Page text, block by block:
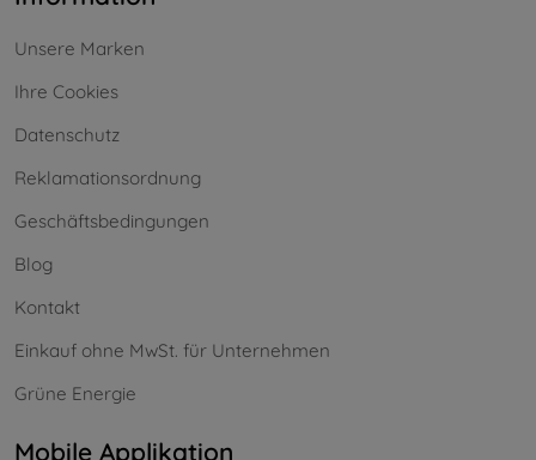
Unsere Marken
Ihre Cookies
Datenschutz
Reklamationsordnung
Geschäftsbedingungen
Blog
Kontakt
Einkauf ohne MwSt. für Unternehmen
Grüne Energie
Mobile Applikation